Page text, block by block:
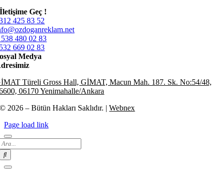
İletişime Geç !
425 83 52
480 02 83
669 02 83
Medya
Türeli Gross Hall, GİMAT, Macun Mah. 187. Sk. No:54/48,
06170 Yenimahalle/Ankara
© 2026 – Bütün Hakları Saklıdır. |Webnex
Page load link